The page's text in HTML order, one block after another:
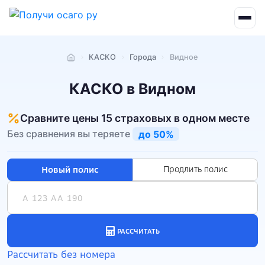
Главная
КАСКО Города Видное
КАСКО в Видном
Сравните цены 15 страховых в одном месте
Без сравнения вы теряете до 50%